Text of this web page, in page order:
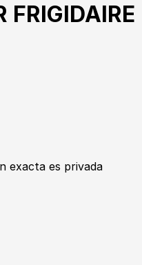
FRIGIDAIRE
exacta es privada